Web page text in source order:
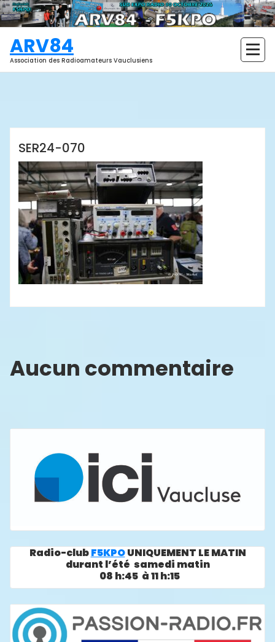
Aller
au
contenu
ARV84
Association des Radioamateurs Vauclusiens
SER24-070
Aucun commentaire
Radio-clubF5KPOUNIQUEMENT LE MATIN
durant l’été samedi matin
08 h:45 à 11 h:15